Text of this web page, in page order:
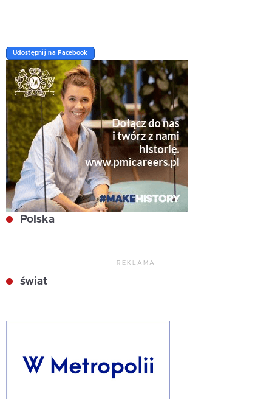
Udostępnij na Facebook
Polska
REKLAMA
świat